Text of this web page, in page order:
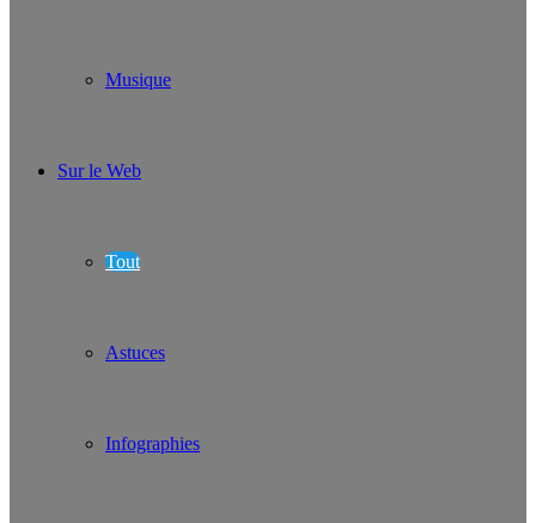
Musique
Sur le Web
Tout
Astuces
Infographies